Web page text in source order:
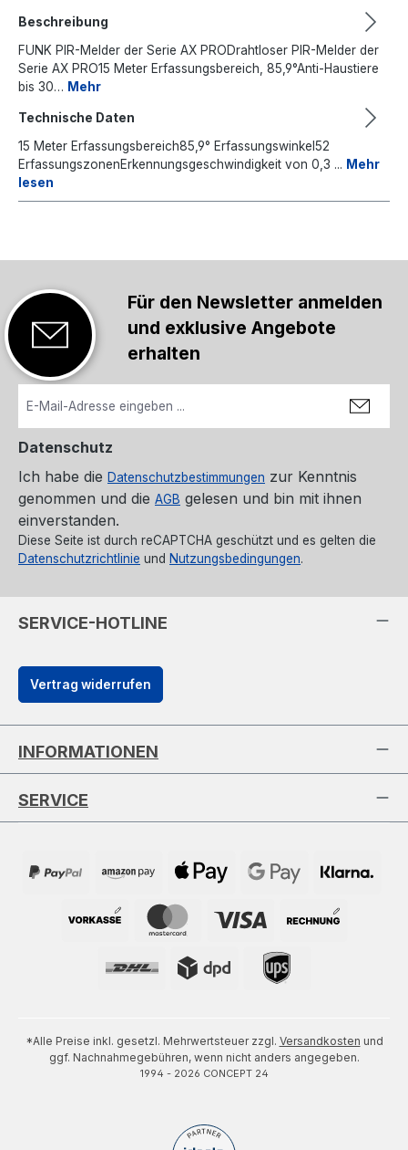
Beschreibung
FUNK PIR-Melder der Serie AX PRODrahtloser PIR-Melder der
Serie AX PRO15 Meter Erfassungsbereich, 85,9°Anti-Haustiere
bis 30… Mehr
Technische Daten
15 Meter Erfassungsbereich85,9° Erfassungswinkel52
ErfassungszonenErkennungsgeschwindigkeit von 0,3 ... Mehr
lesen
Für den Newsletter anmelden
und exklusive Angebote
erhalten
Datenschutz
Ich habe die Datenschutzbestimmungen zur Kenntnis
genommen und die AGB gelesen und bin mit ihnen
einverstanden.
Diese Seite ist durch reCAPTCHA geschützt und es gelten die
Datenschutzrichtlinie und Nutzungsbedingungen.
SERVICE-HOTLINE
Vertrag widerrufen
INFORMATIONEN
SERVICE
*Alle Preise inkl. gesetzl. Mehrwertsteuer zzgl. Versandkosten und
ggf. Nachnahmegebühren, wenn nicht anders angegeben.
1994 - 2026 CONCEPT 24